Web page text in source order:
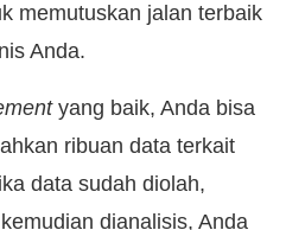
memutuskan jalan terbaik
Anda.
yang baik, Anda bisa
ribuan data terkait
data sudah diolah,
dianalisis, Anda